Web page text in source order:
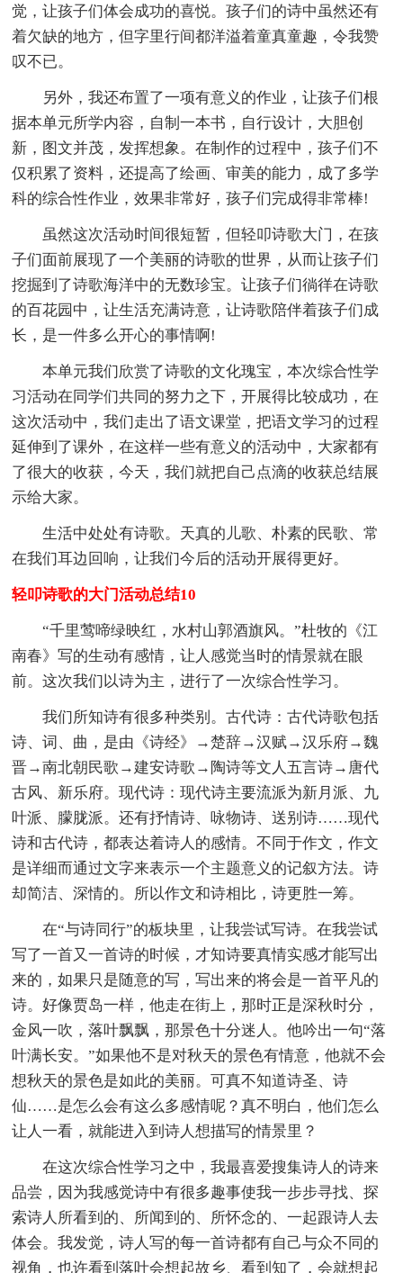
觉，让孩子们体会成功的喜悦。孩子们的诗中虽然还有
着欠缺的地方，但字里行间都洋溢着童真童趣，令我赞
叹不已。
另外，我还布置了一项有意义的作业，让孩子们根
据本单元所学内容，自制一本书，自行设计，大胆创
新，图文并茂，发挥想象。在制作的过程中，孩子们不
仅积累了资料，还提高了绘画、审美的能力，成了多学
科的综合性作业，效果非常好，孩子们完成得非常棒!
虽然这次活动时间很短暂，但轻叩诗歌大门，在孩
子们面前展现了一个美丽的诗歌的世界，从而让孩子们
挖掘到了诗歌海洋中的无数珍宝。让孩子们徜徉在诗歌
的百花园中，让生活充满诗意，让诗歌陪伴着孩子们成
长，是一件多么开心的事情啊!
本单元我们欣赏了诗歌的文化瑰宝，本次综合性学
习活动在同学们共同的努力之下，开展得比较成功，在
这次活动中，我们走出了语文课堂，把语文学习的过程
延伸到了课外，在这样一些有意义的活动中，大家都有
了很大的收获，今天，我们就把自己点滴的收获总结展
示给大家。
生活中处处有诗歌。天真的儿歌、朴素的民歌、常
在我们耳边回响，让我们今后的活动开展得更好。
轻叩诗歌的大门活动总结10
“千里莺啼绿映红，水村山郭酒旗风。”杜牧的《江
南春》写的生动有感情，让人感觉当时的情景就在眼
前。这次我们以诗为主，进行了一次综合性学习。
我们所知诗有很多种类别。古代诗：古代诗歌包括
诗、词、曲，是由《诗经》→楚辞→汉赋→汉乐府→魏
晋→南北朝民歌→建安诗歌→陶诗等文人五言诗→唐代
古风、新乐府。现代诗：现代诗主要流派为新月派、九
叶派、朦胧派。还有抒情诗、咏物诗、送别诗……现代
诗和古代诗，都表达着诗人的感情。不同于作文，作文
是详细而通过文字来表示一个主题意义的记叙方法。诗
却简洁、深情的。所以作文和诗相比，诗更胜一筹。
在“与诗同行”的板块里，让我尝试写诗。在我尝试
写了一首又一首诗的时候，才知诗要真情实感才能写出
来的，如果只是随意的写，写出来的将会是一首平凡的
诗。好像贾岛一样，他走在街上，那时正是深秋时分，
金风一吹，落叶飘飘，那景色十分迷人。他吟出一句“落
叶满长安。”如果他不是对秋天的景色有情意，他就不会
想秋天的景色是如此的美丽。可真不知道诗圣、诗
仙……是怎么会有这么多感情呢？真不明白，他们怎么
让人一看，就能进入到诗人想描写的情景里？
在这次综合性学习之中，我最喜爱搜集诗人的诗来
品尝，因为我感觉诗中有很多趣事使我一步步寻找、探
索诗人所看到的、所闻到的、所怀念的、一起跟诗人去
体会。我发觉，诗人写的每一首诗都有自己与众不同的
视角，也许看到落叶会想起故乡、看到知了，会就想起